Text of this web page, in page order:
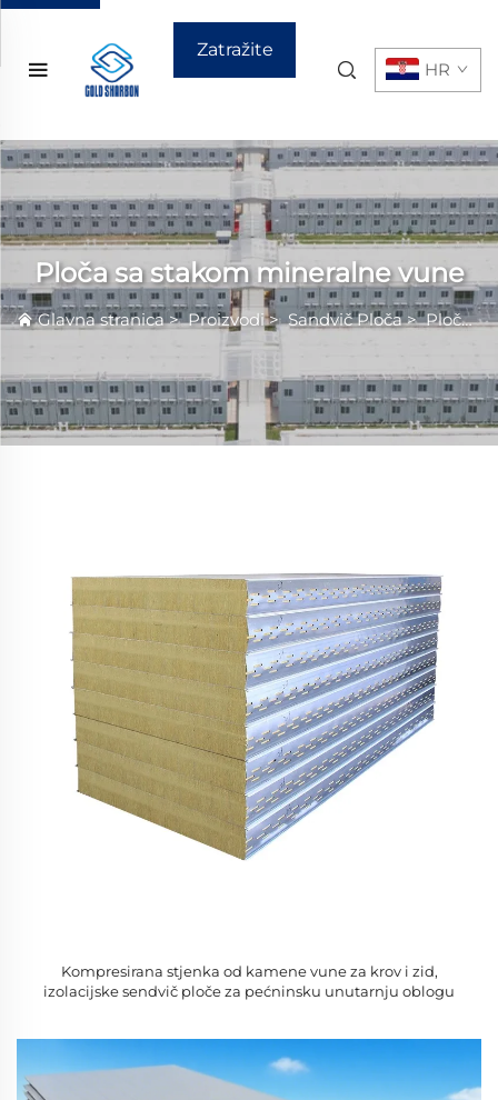
Zatražite
HR
Ploča sa stakom mineralne vune
Glavna stranica>Proizvodi>Sandvič Ploča>Ploča sa stakom mineralne vune
Kompresirana stjenka od kamene vune za krov i zid,
izolacijske sendvič ploče za pećninsku unutarnju oblogu